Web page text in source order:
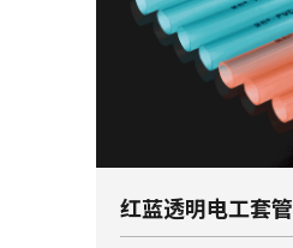
红蓝透明电工套管